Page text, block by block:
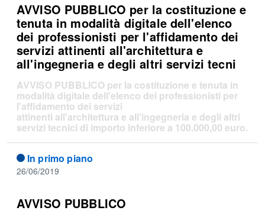
AVVISO PUBBLICO per la costituzione e
tenuta in modalità digitale dell'elenco
dei professionisti per l'affidamento dei
servizi attinenti all'architettura e
all'ingegneria e degli altri servizi tecni
AVVISO PUBBLICO per la costituzione e tenuta in
modalità digitale dell'elenco dei professionisti per
l'affidamento dei servizi
attinenti all'architettura e all'ingegneria e degli altri
servizi tecnici di importo inferiore a 100.000,00 euro.
In primo piano
26/06/2019
AVVISO PUBBLICO